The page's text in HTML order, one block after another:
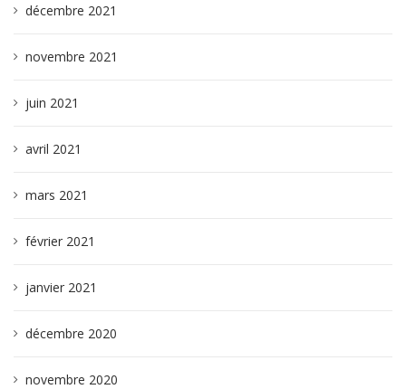
décembre 2021
novembre 2021
juin 2021
avril 2021
mars 2021
février 2021
janvier 2021
décembre 2020
novembre 2020